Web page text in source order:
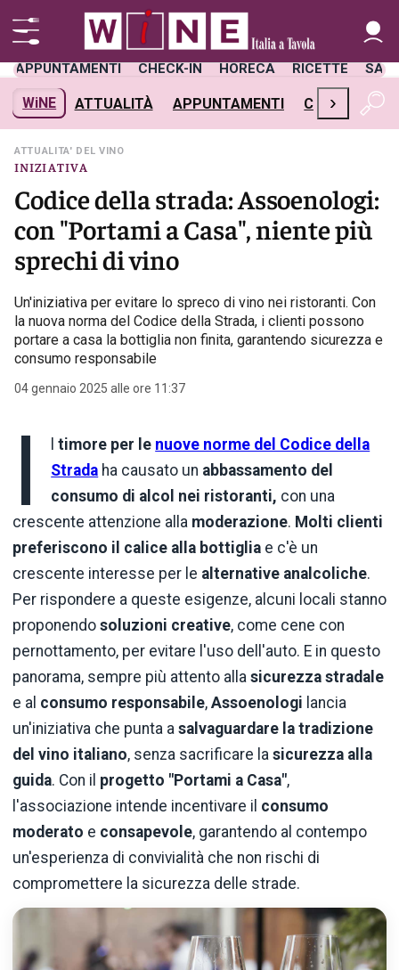
APPUNTAMENTI CHECK-IN HORECA RICETTE
WiNE ATTUALITÀ APPUNTAMENTI CHECK-IN
›
INIZIATIVA
ATTUALITA' DEL VINO
Codice della strada: Assoenologi:
con "Portami a Casa", niente più
sprechi di vino
Un'iniziativa per evitare lo spreco di vino nei ristoranti. Con
la nuova norma del Codice della Strada, i clienti possono
portare a casa la bottiglia non finita, garantendo sicurezza e
consumo responsabile
04 gennaio 2025 alle ore 11:37
I ltimore per le nuove norme del Codice della
Strada ha causato un abbassamento del
consumo di alcol nei ristoranti, con una
crescente attenzione alla moderazione. Molti clienti
preferiscono il calice alla bottiglia e c'è un
crescente interesse per le alternative analcoliche.
Per rispondere a queste esigenze, alcuni locali stanno
proponendo soluzioni creative, come cene con
pernottamento, per evitare l'uso dell'auto. E in questo
panorama, sempre più attento alla sicurezza stradale
e al consumo responsabile, Assoenologi lancia
un'iniziativa che punta a salvaguardare la tradizione
del vino italiano, senza sacrificare la sicurezza alla
guida. Con il progetto "Portami a Casa",
l'associazione intende incentivare il consumo
moderato e consapevole, garantendo al contempo
un'esperienza di convivialità che non rischi di
compromettere la sicurezza delle strade.